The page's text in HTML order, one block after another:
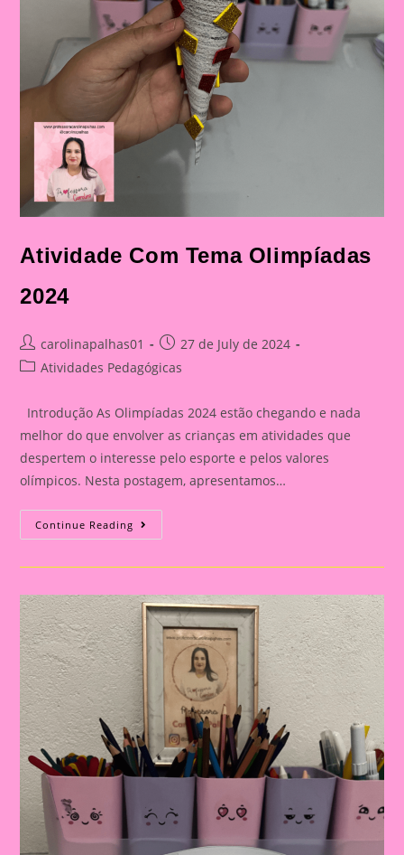
Atividade Com Tema Olimpíadas
2024
Post
author:
carolinapalhas01
Post
published:
27 de July de 2024
PostAtividades Pedagógicas
Introdução As Olimpíadas 2024 estão chegando e nada
melhor do que envolver as crianças em atividades que
despertem o interesse pelo esporte e pelos valores
olímpicos. Nesta postagem, apresentamos…
Continue Reading Atividade
Com
Olimpíadas